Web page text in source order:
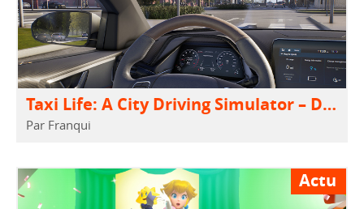
Taxi Life: A City Driving Simulator – Dispo!
Par Franqui
Actu